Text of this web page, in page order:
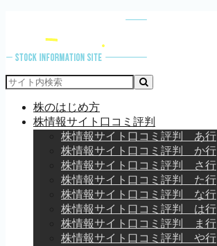
株のはじめ方
株情報サイト口コミ評判
株情報サイト口コミ評判 あ行
株情報サイト口コミ評判 か行
株情報サイト口コミ評判 さ行
株情報サイト口コミ評判 た行
株情報サイト口コミ評判 な行
株情報サイト口コミ評判 は行
株情報サイト口コミ評判 ま行
株情報サイト口コミ評判 や行